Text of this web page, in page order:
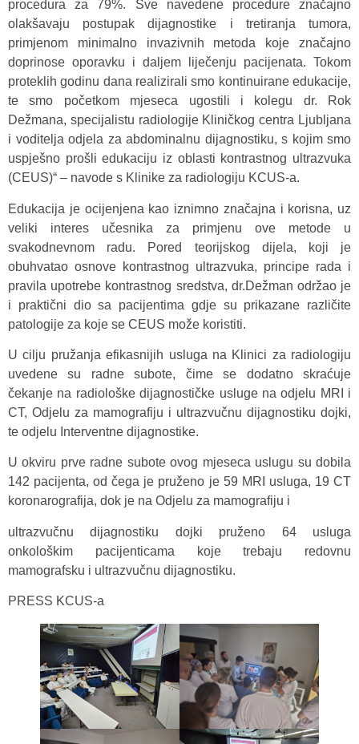
procedura za 79%. Sve navedene procedure značajno
olakšavaju postupak dijagnostike i tretiranja tumora,
primjenom minimalno invazivnih metoda koje značajno
doprinose oporavku i daljem liječenju pacijenata. Tokom
proteklih godinu dana realizirali smo kontinuirane edukacije,
te smo početkom mjeseca ugostili i kolegu dr. Rok
Dežmana, specijalistu radiologije Kliničkog centra Ljubljana
i voditelja odjela za abdominalnu dijagnostiku, s kojim smo
uspješno prošli edukaciju iz oblasti kontrastnog ultrazvuka
(CEUS)“ – navode s Klinike za radiologiju KCUS-a.
Edukacija je ocijenjena kao iznimno značajna i korisna, uz
veliki interes učesnika za primjenu ove metode u
svakodnevnom radu. Pored teorijskog dijela, koji je
obuhvatao osnove kontrastnog ultrazvuka, principe rada i
pravila upotrebe kontrastnog sredstva, dr.Dežman održao je
i praktični dio sa pacijentima gdje su prikazane različite
patologije za koje se CEUS može koristiti.
U cilju pružanja efikasnijih usluga na Klinici za radiologiju
uvedene su radne subote, čime se dodatno skraćuje
čekanje na radiološke dijagnostičke usluge na odjelu MRI i
CT, Odjelu za mamografiju i ultrazvučnu dijagnostiku dojki,
te odjelu Interventne dijagnostike.
U okviru prve radne subote ovog mjeseca uslugu su dobila
142 pacijenta, od čega je pruženo je 59 MRI usluga, 19 CT
koronarografija, dok je na Odjelu za mamografiju i
ultrazvučnu dijagnostiku dojki pruženo 64 usluga
onkološkim pacijenticama koje trebaju redovnu
mamografsku i ultrazvučnu dijagnostiku.
PRESS KCUS-a